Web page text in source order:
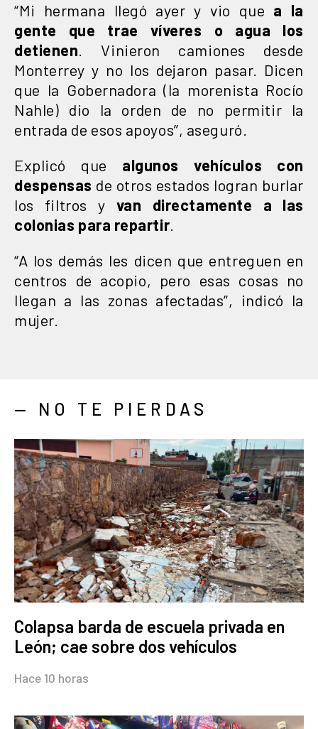
“Mi hermana llegó ayer y vio que a la
gente que trae víveres o agua los
detienen. Vinieron camiones desde
Monterrey y no los dejaron pasar. Dicen
que la Gobernadora (la morenista Rocío
Nahle) dio la orden de no permitir la
entrada de esos apoyos”, aseguró.
Explicó que algunos vehículos con
despensas de otros estados logran burlar
los filtros y van directamente a las
colonias para repartir.
“A los demás les dicen que entreguen en
centros de acopio, pero esas cosas no
llegan a las zonas afectadas”, indicó la
mujer.
— NO TE PIERDAS
Colapsa barda de escuela privada en
León; cae sobre dos vehículos
Hace 10 horas